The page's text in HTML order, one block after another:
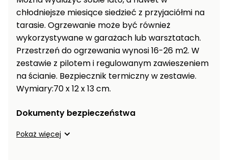
Myjki
ciśnieniowe
Zamiatarki
do
chodników
Odśnieżarki
i zamiatarki
i pługi
chłodniejsze miesiące siedzieć z przyjaciółmi na
tarasie. Ogrzewanie może być również
wykorzystywane w garażach lub warsztatach.
Przestrzeń do ogrzewania wynosi 16-26 m2. W
zestawie z pilotem i regulowanym zawieszeniem
na ścianie. Bezpiecznik termiczny w zestawie.
Wymiary:70 x 12 x 13 cm.
Dokumenty bezpieczeństwa
Pokaż więcej